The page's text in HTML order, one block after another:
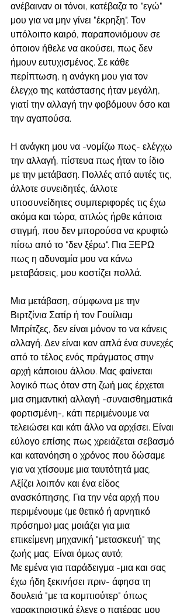
ανέβαιναν οι τόνοι, κατέβαζα το "εγώ"
μου για να μην γίνει "έκρηξη". Τον
υπόλοιπο καιρό, παραπονιόμουν σε
όποιον ήθελε να ακούσει, πως δεν
ήμουν ευτυχισμένος. Σε κάθε
περίπτωση, η ανάγκη μου για τον
έλεγχο της κατάστασης ήταν μεγάλη,
γιατί την αλλαγή την φοβόμουν όσο και
την αγαπούσα.
Η ανάγκη μου να -νομίζω πως- ελέγχω
την αλλαγή, πίστευα πως ήταν το ίδιο
με την μετάβαση. Πολλές από αυτές τις,
άλλοτε συνειδητές, άλλοτε
υποσυνείδητες συμπεριφορές τις έχω
ακόμα και τώρα, απλώς ήρθε κάποια
στιγμή, που δεν μπορούσα να κρυφτώ
πίσω από το "δεν ξέρω". Πια ΞΕΡΩ
πως η αδυναμία μου να κάνω
μεταβάσεις, μου κοστίζει πολλά.
Μια μετάβαση, σύμφωνα με την
Βιρτζίνια Σατίρ ή τον Γουίλιαμ
Μπρίτζες, δεν είναι μόνον το να κάνεις
αλλαγή. Δεν είναι καν απλά ένα συνεχές
από το τέλος ενός πράγματος στην
αρχή κάποιου άλλου. Μας φαίνεται
λογικό πως όταν στη ζωή μας έρχεται
μια σημαντική αλλαγή -συναισθηματικά
φορτισμένη-, κάτι περιμένουμε να
τελειώσει και κάτι άλλο να αρχίσει. Είναι
εύλογο επίσης πως χρειάζεται σεβασμό
και κατανόηση ο χρόνος που δώσαμε
για να χτίσουμε μια ταυτότητά μας.
Αξίζει λοιπόν και ένα είδος
ανασκόπησης. Για την νέα αρχή που
περιμένουμε (με θετικό ή αρνητικό
πρόσημο) μας μοιάζει για μια
επικείμενη μηχανική "μετασκευή" της
ζωής μας. Είναι όμως αυτό;
Με εμένα για παράδειγμα -μια και σας
έχω ήδη ξεκινήσει πριν- άφησα τη
δουλειά "με τα κομπιούτερ" όπως
χαρακτηριστικά έλεγε ο πατέρας μου